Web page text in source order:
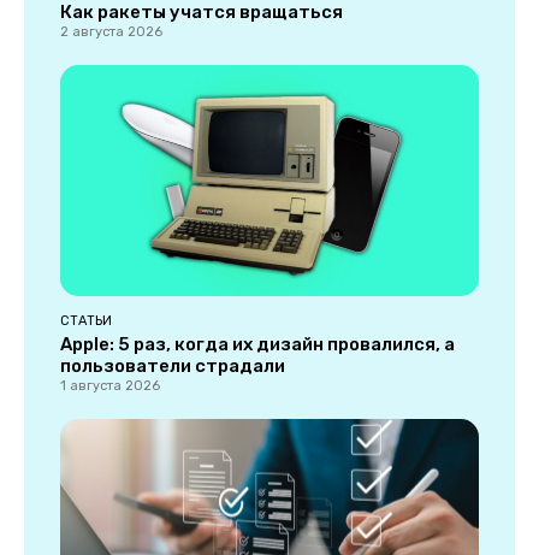
Как ракеты учатся вращаться
2 августа 2026
СТАТЬИ
Apple: 5 раз, когда их дизайн провалился, а
пользователи страдали
1 августа 2026